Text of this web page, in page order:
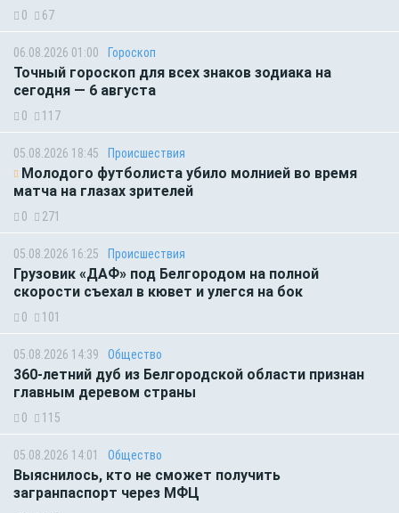
0 67
06.08.2026 01:00 Гороскоп
Точный гороскоп для всех знаков зодиака на
сегодня — 6 августа
0 117
05.08.2026 18:45 Происшествия
Молодого футболиста убило молнией во время
матча на глазах зрителей
0 271
05.08.2026 16:25 Происшествия
Грузовик «ДАФ» под Белгородом на полной
скорости съехал в кювет и улегся на бок
0 101
05.08.2026 14:39 Общество
360-летний дуб из Белгородской области признан
главным деревом страны
0 115
05.08.2026 14:01 Общество
Выяснилось, кто не сможет получить
загранпаспорт через МФЦ